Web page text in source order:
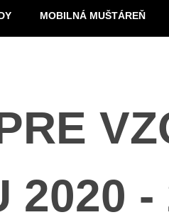
MOBILNÁ MUŠTÁREŇ
2020 -